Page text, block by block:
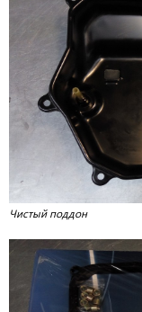
Чистый поддон